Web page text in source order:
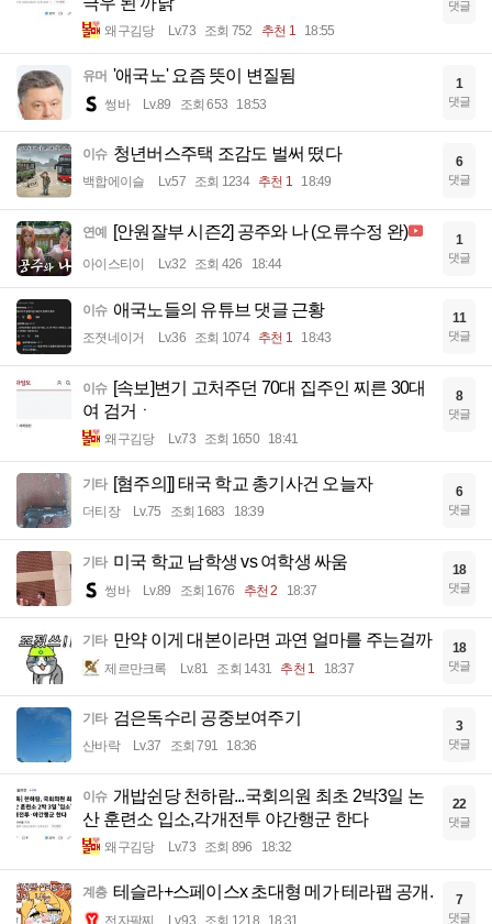
왜구김당 Lv.73 조회 752 추천 1 18:55
댓글
유머 '애국노' 요즘 뜻이 변질됨
썽바 Lv.89 조회 653 18:53
1
댓글
이슈 청년버스주택 조감도 벌써 떴다
백합에이슬 Lv.57 조회 1234 추천 1 18:49
6
댓글
연예 [안원잘부 시즌2] 공주와 나 (오류수정 완)
아이스티이 Lv.32 조회 426 18:44
1
댓글
이슈 애국노들의 유튜브 댓글 근황
조졋네이거 Lv.36 조회 1074 추천 1 18:43
11
댓글
이슈 [속보]변기 고처주던 70대 집주인 찌른 30대
여 검거ㆍ
왜구김당 Lv.73 조회 1650 18:41
8
댓글
기타 [혐주의]] 태국 학교 총기사건 오늘자
더티장 Lv.75 조회 1683 18:39
6
댓글
기타 미국 학교 남학생 vs 여학생 싸움
썽바 Lv.89 조회 1676 추천 2 18:37
18
댓글
기타 만약 이게 대본이라면 과연 얼마를 주는걸까
제르만크록 Lv.81 조회 1431 추천 1 18:37
18
댓글
기타 검은독수리 공중보여주기
산바락 Lv.37 조회 791 18:36
3
댓글
이슈 개밥쉰당 천하람...국회의원 최초 2박3일 논
산 훈련소 입소,각개전투 야간행군 한다
왜구김당 Lv.73 조회 896 18:32
22
댓글
계층 테슬라+스페이스x 초대형 메가 테라팹 공개. 7
댓글